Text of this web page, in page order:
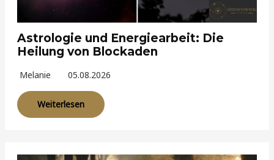
Astrologie und Energiearbeit: Die
Heilung von Blockaden
Melanie 05.08.2026
Weiterlesen